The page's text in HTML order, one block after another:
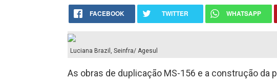
FACEBOOK TWITTER WHATSAPP
Luciana Brazil, Seinfra/ Agesul
As obras de duplicação MS-156 e a construção da